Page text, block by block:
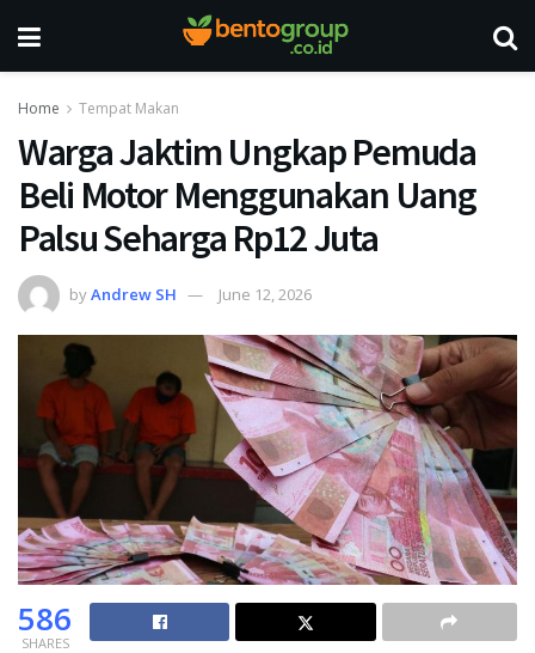
Home Tempat Makan
Warga Jaktim Ungkap Pemuda
Beli Motor Menggunakan Uang
Palsu Seharga Rp12 Juta
byAndrew SH June 12, 2026
586
SHARES